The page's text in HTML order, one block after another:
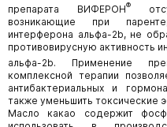
препарата ВИФЕРОН®
возникающие при
интерферона альфа-2b, не
противовирусную активность
альфа-2b. Применение
комплексной терапии
антибактериальных и
также уменьшить токсические
Масло какао содержит